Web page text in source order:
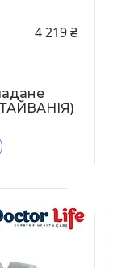
4 219 ₴